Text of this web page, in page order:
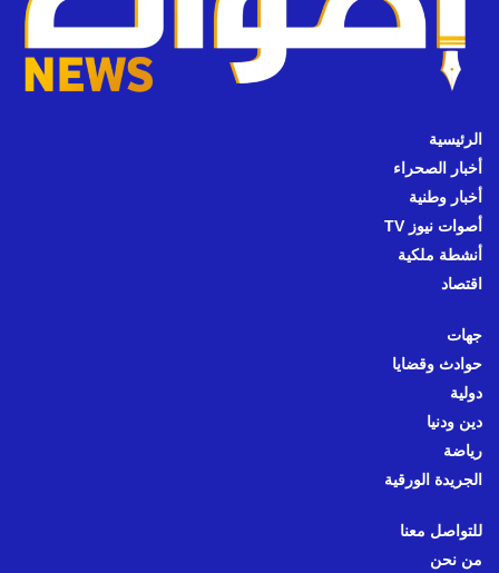
الرئيسية
أخبار الصحراء
أخبار وطنية
أصوات نيوز TV
أنشطة ملكية
اقتصاد
جهات
حوادث وقضايا
دولية
دين ودنيا
رياضة
الجريدة الورقية
للتواصل معنا
من نحن